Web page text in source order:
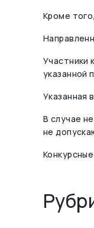
Кроме
Участники
указанной
Указанная
В случае
не